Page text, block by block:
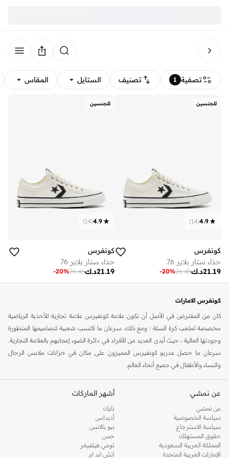
تصفية 1 تصنيف الستايل المقاس
للجنسين
4.9
(
14
)
كونفرس
حذاء ستار بلاير 76
د.ك21.19
26.45
-20%
للجنسين
4.9
(
14
)
كونفرس
حذاء ستار بلاير 76
د.ك21.19
26.45
-20%
كونفرس الامارات
كان من المفترض في الأصل أن تكون علامة كونفيرس علامة تجارية للأحذية الرياضية
مخصصة لملعب كرة السلة ؛ ومع ذلك، سرعان ما اكتسب شعبية لتصاميمها المتطورة
وجودتها العالية ، حيث أبدى العديد من الأفراد في دائرة الضوء إعجابهم بالعلامة التجارية.
سرعان ما حصل مدربو كونفيرس المميزون على مكان في خزانات ملابس الرجال
والنساء والأطفال في جميع أنحاء العالم.
تقدم الماركة مجموعة من أحذية السنيكرز الإضافية والتيشرتات والسترات والهوديز
والسويتشيرتات والحقائب الرياضية والقبعات وأغطية الرأس الأخرى. جميعها مثالية
للصالة الرياضية وعطلات نهاية الأسبوع وأيام العطل والتسكع، فهذه المجموعة سهلة
الارتداء مهما كانت خططك.
لدى كونفيرس ملابس غير رسمية الرجالية المصنوعة من مواد فائقة الجودة ومصممة
للارتداء اليومي والراحة. تتنوع
ملابس نمط حياة الرجالمن كونفيرس من
عن نمشي
عن نمشي
سياسة الخصوصية
سياسة الاسترجاع
حقوق المستهلك
المملكة العربية السعودية
الإمارات العربية المتحدة
أشهر الماركات
نايك
أديداس
نيو بالانس
جس
تومي هيلفيغر
اتش اند ام